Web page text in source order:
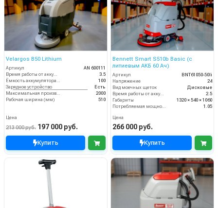
Velargos B50 Lithium
Артикул
AN 600111
Время работы от аккумуляторов (ч)
3.5
Ёмкость аккумулятора (Ач)
100
Зарядное устройство
Есть
Максимальная производительность (кв.м/час)
2000
Рабочая ширина (мм)
510
Цена
213 000 руб. 197 000 руб.
Купить
Bennett Smart S510b Basic (с
литиевым АКБ 60 Ач)
Артикул
BNT61050-50li
Напряжение
24
Вид моечных щеток
Дисковые
Время работы от аккумуляторов (ч)
2.5
Габариты
1320 × 540 × 1060
Потребляемая мощность (кВт)
1.05
Цена
266 000 руб.
Купить